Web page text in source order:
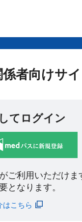
者向けサ
てログイン
ご利用いただけま
となります。
はこちら